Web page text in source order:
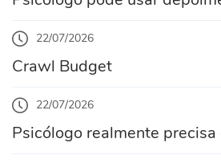
22/07/2026
Crawl Budget
22/07/2026
Psicólogo realmente